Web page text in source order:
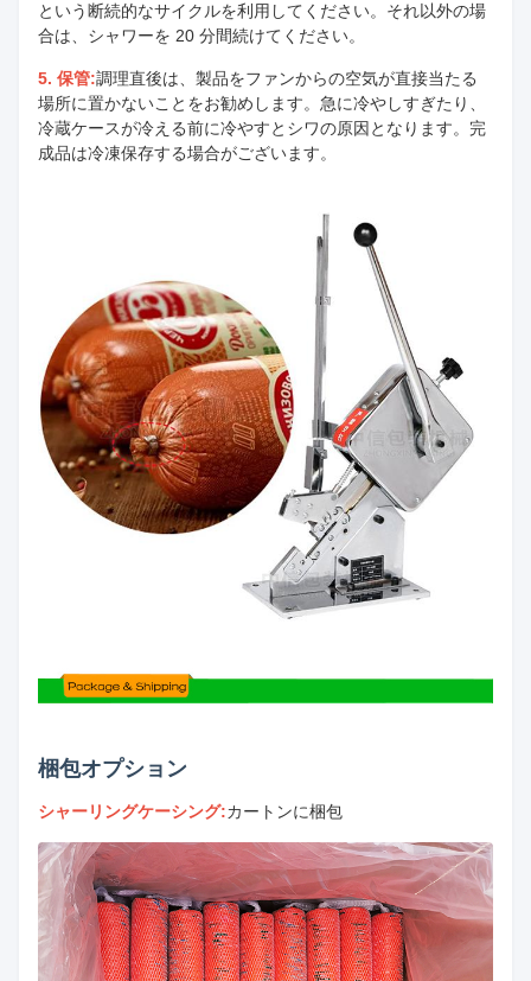
という断続的なサイクルを利用してください。それ以外の場
合は、シャワーを 20 分間続けてください。
5. 保管:調理直後は、製品をファンからの空気が直接当たる
場所に置かないことをお勧めします。急に冷やしすぎたり、
冷蔵ケースが冷える前に冷やすとシワの原因となります。完
成品は冷凍保存する場合がございます。
梱包オプション
シャーリングケーシング:カートンに梱包